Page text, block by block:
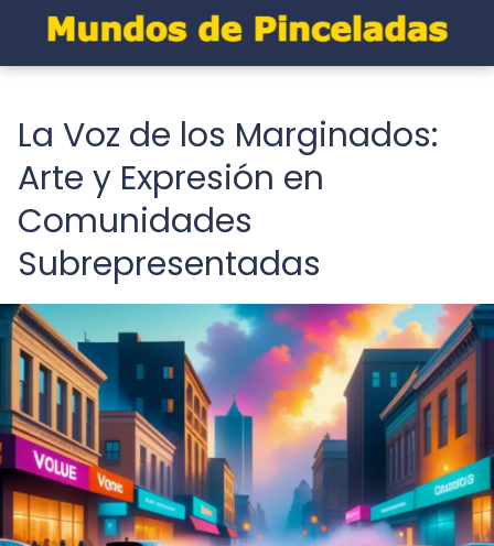
La Voz de los Marginados:
Arte y Expresión en
Comunidades
Subrepresentadas